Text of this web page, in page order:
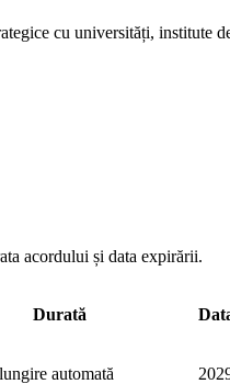
cu universități, institute
acordului și data expirării.
Durată
automată